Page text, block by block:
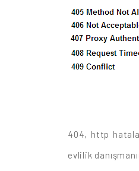
404, http
evlilik